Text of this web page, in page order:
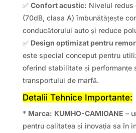
✅ Confort acustic: Nivelul redus
(70dB, clasa A) îmbunătățește
conducătorului auto și reduce
✅ Design optimizat pentru
este special conceput pentru
oferind stabilitate și performanțe
transportului de marfă.
Detalii Tehnice Importante:
* Marca: KUMHO-CAMIOANE –
pentru calitatea și inovația sa în